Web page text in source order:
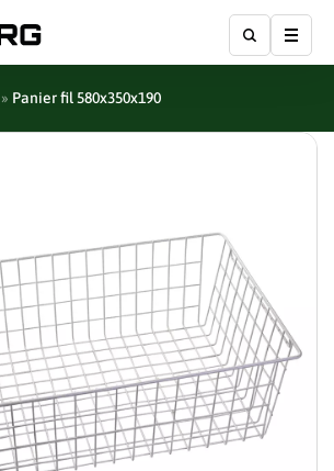
» Panier fil 580x350x190